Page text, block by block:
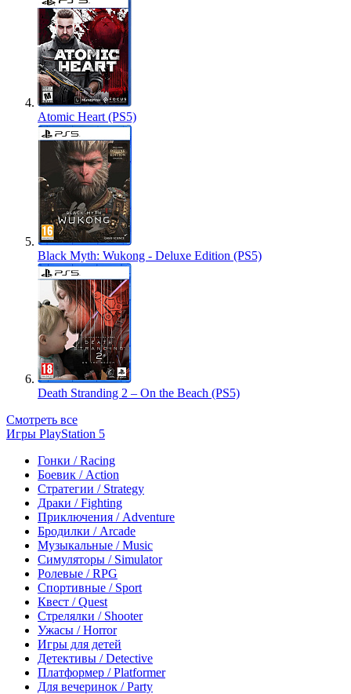
Atomic Heart (PS5)
Black Myth: Wukong - Deluxe Edition (PS5)
Death Stranding 2 – On the Beach (PS5)
Смотреть все
Игры PlayStation 5
Гонки / Racing
Боевик / Action
Стратегии / Strategy
Драки / Fighting
Приключения / Adventure
Бродилки / Arcade
Музыкальные / Music
Симуляторы / Simulator
Ролевые / RPG
Спортивные / Sport
Квест / Quest
Стрелялки / Shooter
Ужасы / Horror
Игры для детей
Детективы / Detective
Платформер / Platformer
Для вечеринок / Party